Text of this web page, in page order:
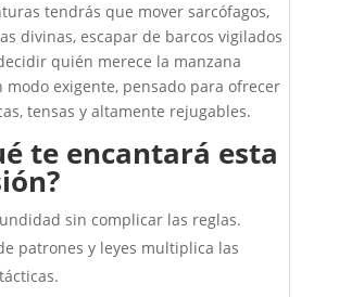
tendrás que mover sarcófagos,
divinas, escapar de barcos vigilados
quién merece la manzana
modo exigente, pensado para ofrecer
tensas y altamente rejugables.
te encantará esta
sin complicar las reglas.
patrones y leyes multiplica las